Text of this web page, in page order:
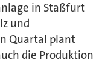
in Staßfurt
und
Quartal plant
die Produktion